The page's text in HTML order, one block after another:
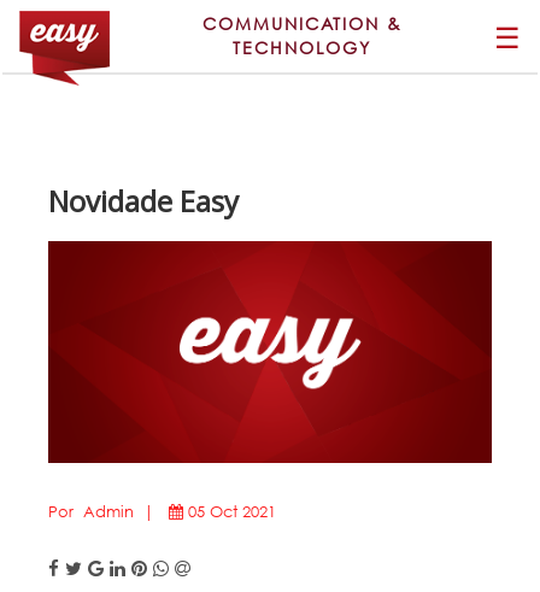
COMMUNICATION &
TECHNOLOGY
☰
Novidade Easy
Por Admin | 05 Oct 2021